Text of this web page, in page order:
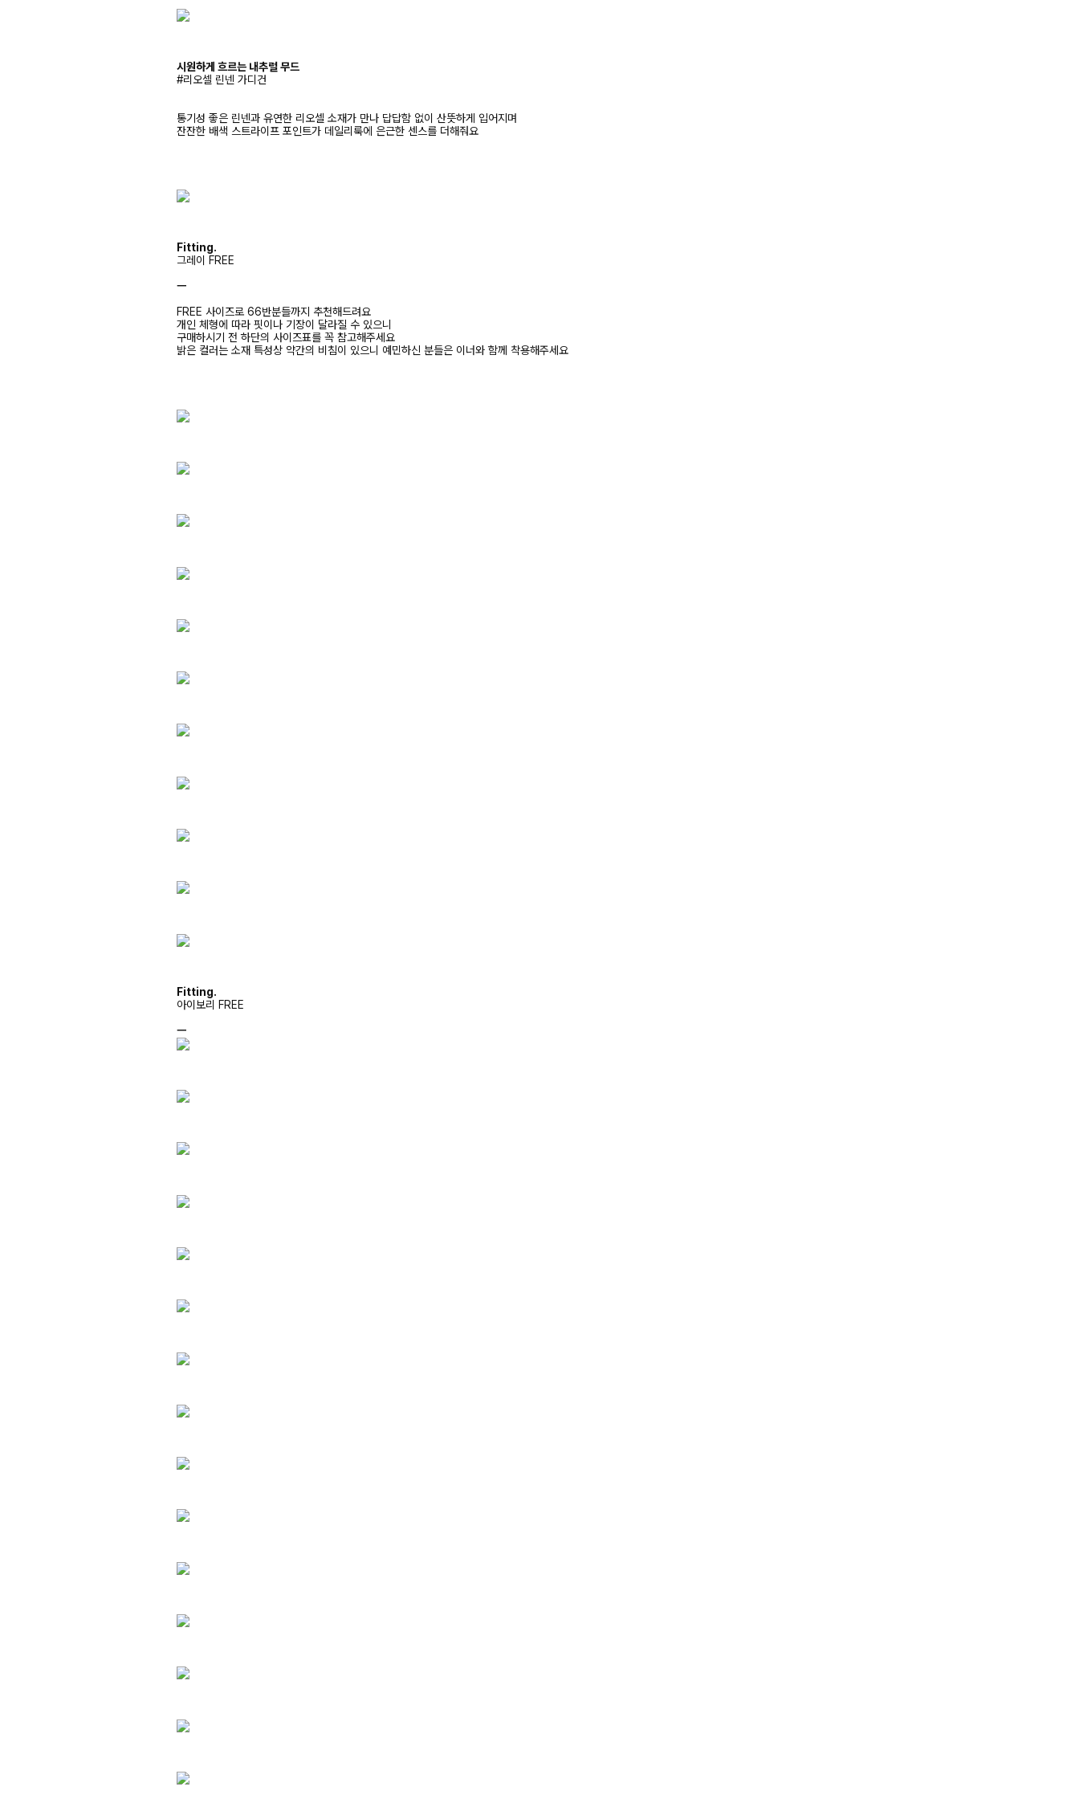
시원하게 흐르는 내추럴 무드
#리오셀 린넨 가디건
통기성 좋은 린넨과 유연한 리오셀 소재가 만나 답답함 없이 산뜻하게 입어지며
잔잔한 배색 스트라이프 포인트가 데일리룩에 은근한 센스를 더해줘요
Fitting.
그레이 FREE
ㅡ
FREE 사이즈로 66반분들까지 추천해드려요
개인 체형에 따라 핏이나 기장이 달라질 수 있으니
구매하시기 전 하단의 사이즈표를 꼭 참고해주세요
밝은 컬러는 소재 특성상 약간의 비침이 있으니 예민하신 분들은 이너와 함께 착용해주세요
Fitting.
아이보리 FREE
ㅡ